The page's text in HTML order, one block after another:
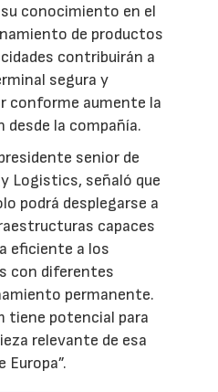
conocimiento en el
de productos
contribuirán a
segura y
conforme aumente la
desde la compañía.
senior de
Logistics, señaló que
podrá desplegarse a
capaces
eficiente a los
con diferentes
permanente.
tiene potencial para
relevante de esa
Europa”.